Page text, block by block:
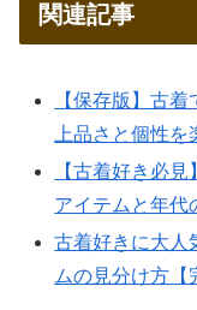
関連記事
【保存版】古
上品さと個性
【古着好き必
アイテムと年代
古着好きに大人
ムの見分け方【